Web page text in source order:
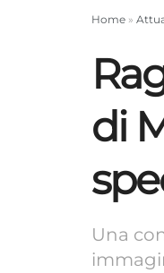
Home »
di
Una